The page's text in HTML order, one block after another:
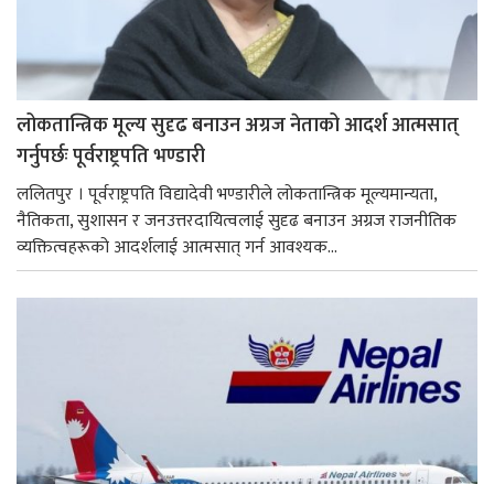
लोकतान्त्रिक मूल्य सुदृढ बनाउन अग्रज नेताको आदर्श आत्मसात्
गर्नुपर्छः पूर्वराष्ट्रपति भण्डारी
ललितपुर । पूर्वराष्ट्रपति विद्यादेवी भण्डारीले लोकतान्त्रिक मूल्यमान्यता,
नैतिकता, सुशासन र जनउत्तरदायित्वलाई सुदृढ बनाउन अग्रज राजनीतिक
व्यक्तित्वहरूको आदर्शलाई आत्मसात् गर्न आवश्यक...